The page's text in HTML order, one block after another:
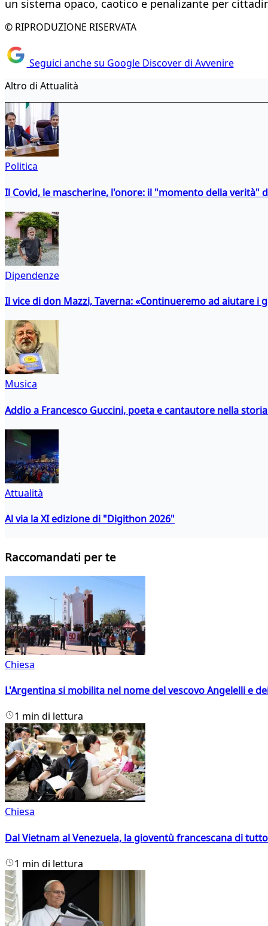
un sistema opaco, caotico e penalizante per
© RIPRODUZIONE RISERVATA
Seguici anche su Google Discover di Avvenire
Altro di Attualità
Politica
Il Covid, le mascherine, l'onore: il "momento della verità"
Dipendenze
Il vice di don Mazzi, Taverna: «Continueremo ad aiutare i
Musica
Addio a Francesco Guccini, poeta e cantautore nella
Attualità
Al via la XI edizione di "Digithon 2026"
Raccomandati per te
Chiesa
L'Argentina si mobilita nel nome del vescovo Angelelli e
1 min di lettura
Chiesa
Dal Vietnam al Venezuela, la gioventù francescana di
1 min di lettura